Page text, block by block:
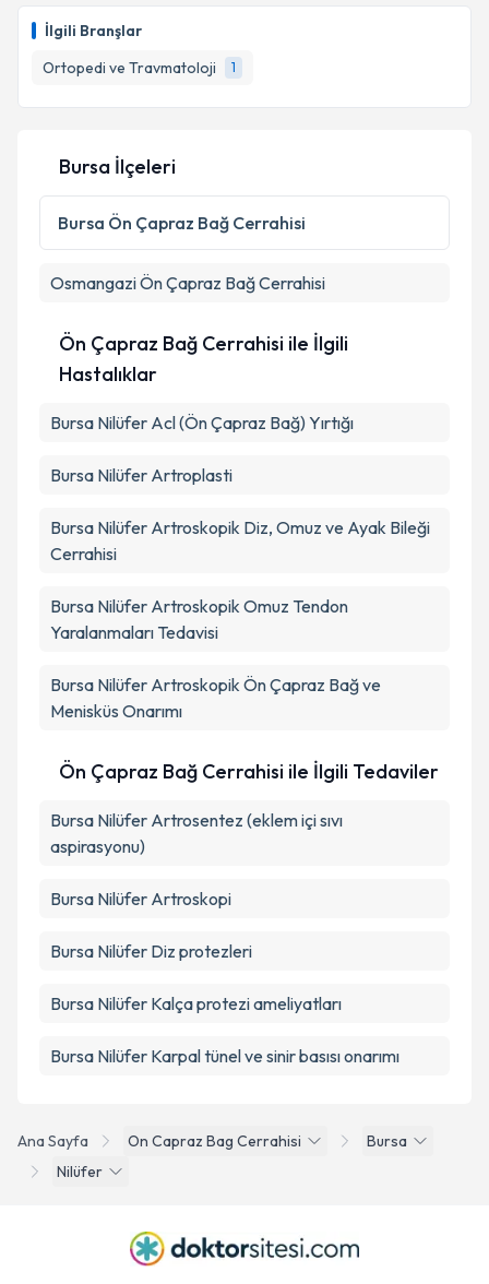
İlgili Branşlar
Ortopedi ve Travmatoloji
1
için bir takvim hazırlandığında e-posta ile
bilgilendireceğiz.
E-posta Adresiniz
Kişisel verilerimin işlenmesine ilişkin
Metni'ni okudum ve kişisel verilerimin belirtilen
Ana Sayfa On Capraz Bag Cerrahisi
Bursa
Nilüfer
Bursa İlçeleri
Bursa Ön Çapraz Bağ Cerrahisi
OsmangaziÖn Çapraz Bağ Cerrahisi
Ön Çapraz Bağ Cerrahisi ile İlgili
Hastalıklar
Bursa Nilüfer Acl (Ön Çapraz Bağ) Yırtığı
Bursa Nilüfer Artroplasti
Bursa Nilüfer Artroskopik Diz, Omuz ve Ayak Bileği
Cerrahisi
Bursa Nilüfer Artroskopik Omuz Tendon
Yaralanmaları Tedavisi
Bursa Nilüfer Artroskopik Ön Çapraz Bağ ve
Menisküs Onarımı
Ön Çapraz Bağ Cerrahisi ile İlgili Tedaviler
Bursa Nilüfer Artrosentez (eklem içi sıvı
aspirasyonu)
Bursa Nilüfer Artroskopi
Bursa Nilüfer Diz protezleri
Bursa Nilüfer Kalça protezi ameliyatları
Bursa Nilüfer Karpal tünel ve sinir basısı onarımı